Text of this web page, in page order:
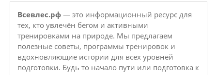
Всевлес.рф — это информационный ресурс для
тех, кто увлечён бегом и активными
тренировками на природе. Мы предлагаем
полезные советы, программы тренировок и
вдохновляющие истории для всех уровней
подготовки. Будь то начало пути или подготовка к